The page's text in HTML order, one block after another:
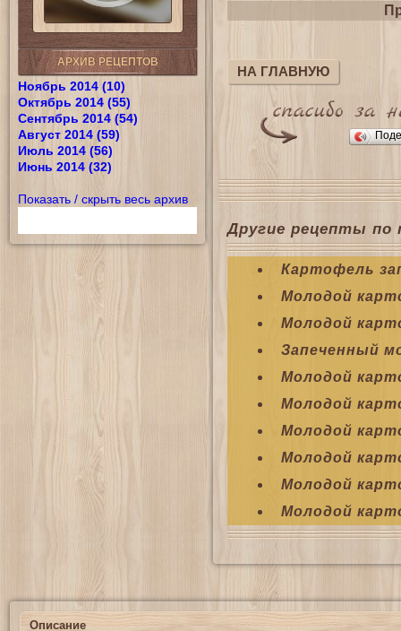
АРХИВ РЕЦЕПТОВ
Ноябрь 2014 (10)
Октябрь 2014 (55)
Сентябрь 2014 (54)
Август 2014 (59)
Июль 2014 (56)
Июнь 2014 (32)
Показать / скрыть весь архив
НА ГЛАВНУЮ
Другие рецепты по
Картофель
Молодой
Молодой
Запеченный
Молодой
Молодой
Молодой
Молодой
Молодой
Молодой
Описание